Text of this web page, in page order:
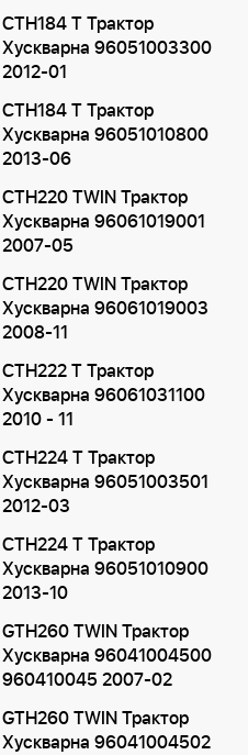
CTH184 T Трактор
Хускварна 96051003300
2012-01
CTH184 T Трактор
Хускварна 96051010800
2013-06
CTH220 TWIN Трактор
Хускварна 96061019001
2007-05
CTH220 TWIN Трактор
Хускварна 96061019003
2008-11
CTH222 T Трактор
Хускварна 96061031100
2010 - 11
CTH224 T Трактор
Хускварна 96051003501
2012-03
CTH224 T Трактор
Хускварна 96051010900
2013-10
GTH260 TWIN Трактор
Хускварна 96041004500
960410045 2007-02
GTH260 TWIN Трактор
Хускварна 96041004502